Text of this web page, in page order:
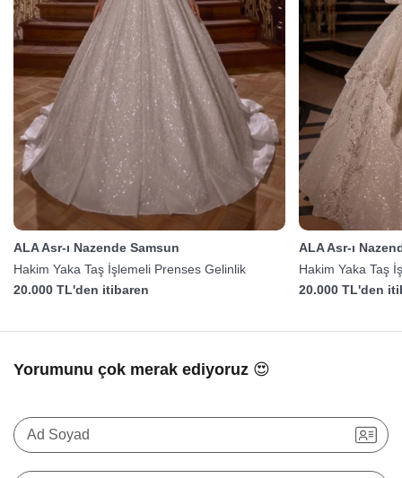
ALA Asr-ı Nazende Samsun
Hakim Yaka Taş İşlemeli Prenses Gelinlik
20.000 TL'den itibaren
ALA Asr-ı
Hakim Yaka Taş
20.000 TL'den
Yorumunu çok merak ediyoruz 😍
Ad Soyad